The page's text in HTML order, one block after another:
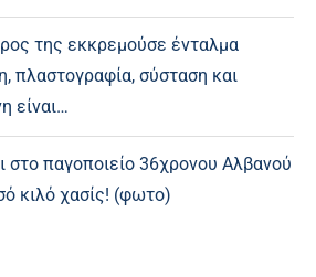
της εκκρεμούσε ένταλμα
πλαστογραφία, σύσταση και
είναι…
στο παγοποιείο 36χρονου Αλβανού
κιλό χασίς! (φωτο)